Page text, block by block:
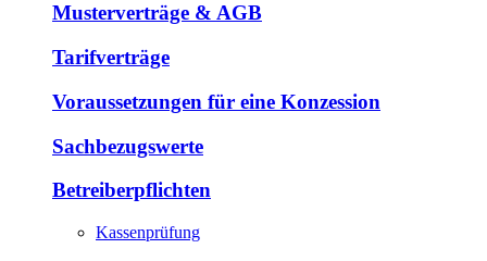
Musterverträge & AGB
Tarifverträge
Voraussetzungen für eine Konzession
Sachbezugswerte
Betreiberpflichten
Kassenprüfung